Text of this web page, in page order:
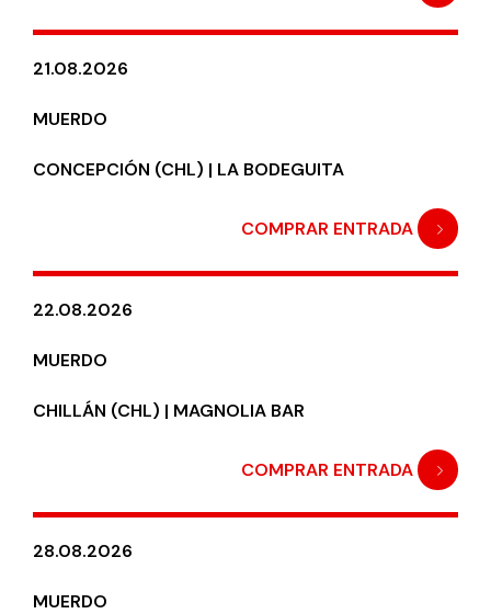
21.08.2026
MUERDO
CONCEPCIÓN (CHL) | LA BODEGUITA
COMPRAR ENTRADA
22.08.2026
MUERDO
CHILLÁN (CHL) | MAGNOLIA BAR
COMPRAR ENTRADA
28.08.2026
MUERDO